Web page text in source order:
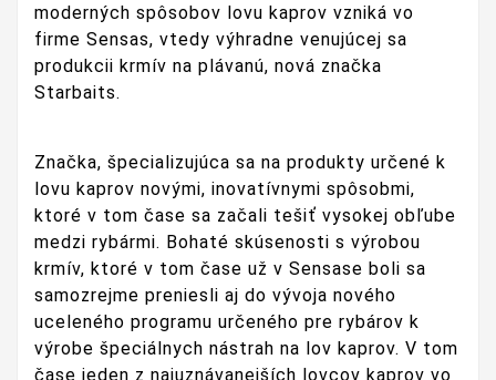
moderných spôsobov lovu kaprov vzniká vo
firme Sensas, vtedy výhradne venujúcej sa
produkcii krmív na plávanú, nová značka
Starbaits.
Značka, špecializujúca sa na produkty určené k
lovu kaprov novými, inovatívnymi spôsobmi,
ktoré v tom čase sa začali tešiť vysokej obľube
medzi rybármi. Bohaté skúsenosti s výrobou
krmív, ktoré v tom čase už v Sensase boli sa
samozrejme preniesli aj do vývoja nového
uceleného programu určeného pre rybárov k
výrobe špeciálnych nástrah na lov kaprov. V tom
čase jeden z najuznávanejších lovcov kaprov vo